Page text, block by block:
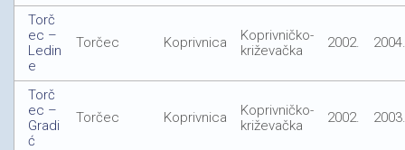
Torč
ec –
Ledin
e
Torčec Koprivnica
Koprivničko-
križevačka
2002. 2004.
Torč
ec –
Gradi
ć
Torčec Koprivnica
Koprivničko-
križevačka
2002. 2003.